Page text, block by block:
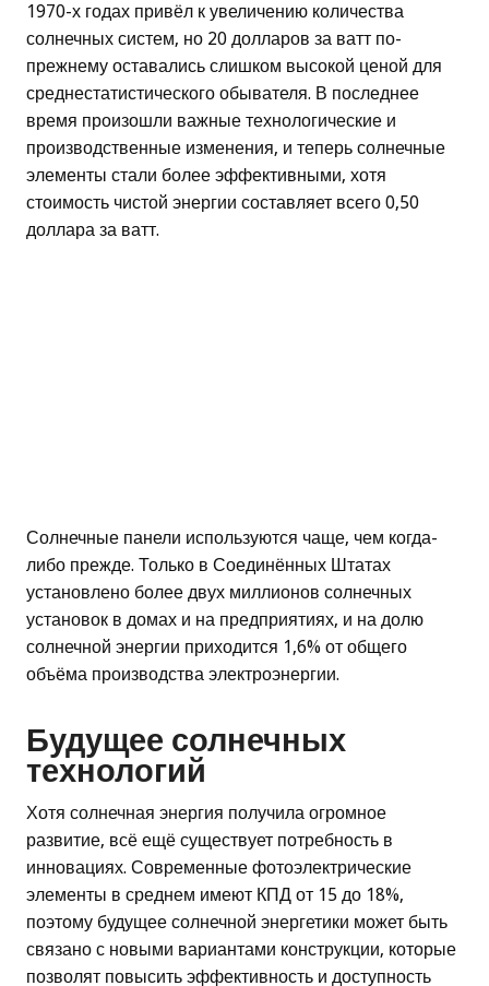
1970-х годах привёл к увеличению количества
солнечных систем, но 20 долларов за ватт по-
прежнему оставались слишком высокой ценой для
среднестатистического обывателя. В последнее
время произошли важные технологические и
производственные изменения, и теперь солнечные
элементы стали более эффективными, хотя
стоимость чистой энергии составляет всего 0,50
доллара за ватт.
Солнечные панели используются чаще, чем когда-
либо прежде. Только в Соединённых Штатах
установлено более двух миллионов солнечных
установок в домах и на предприятиях, и на долю
солнечной энергии приходится 1,6% от общего
объёма производства электроэнергии.
Будущее солнечных
технологий
Хотя солнечная энергия получила огромное
развитие, всё ещё существует потребность в
инновациях. Современные фотоэлектрические
элементы в среднем имеют КПД от 15 до 18%,
поэтому будущее солнечной энергетики может быть
связано с новыми вариантами конструкции, которые
позволят повысить эффективность и доступность